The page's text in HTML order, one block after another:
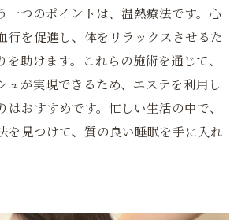
一つのポイントは、温熱療法です。心
行を促進し、体をリラックスさせるた
を助けます。これらの施術を通じて、
ュが実現できるため、エステを利用し
はおすすめです。忙しい生活の中で、
を見つけて、質の良い睡眠を手に入れ